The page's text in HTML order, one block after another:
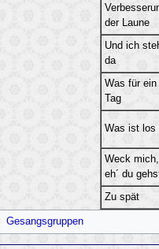
der Laune
Und ich
da
Was für ein
Tag
Was ist los
Weck mich,
eh´ du
Zu spät
Gesangsgruppen